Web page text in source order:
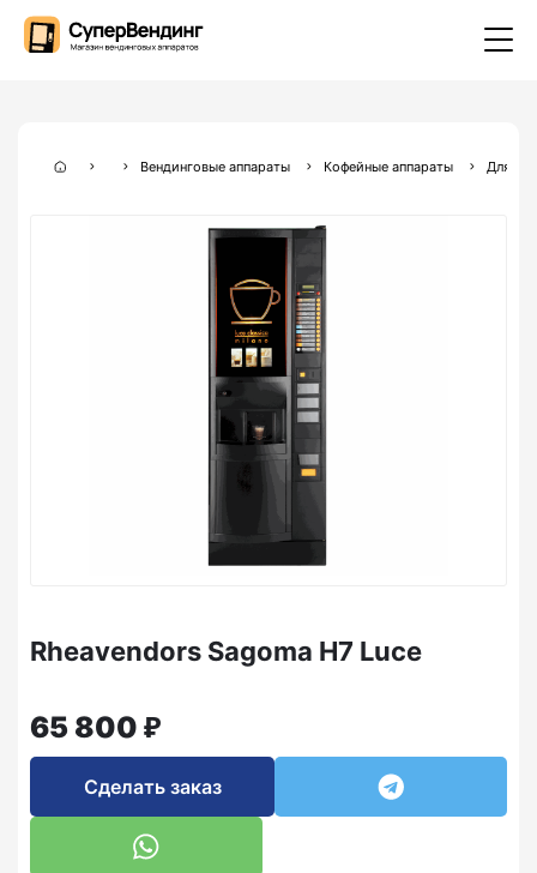
Вендинговые аппараты Кофейные аппараты Для
Rheavendors Sagoma H7 Luce
65 800 ₽
Сделать заказ